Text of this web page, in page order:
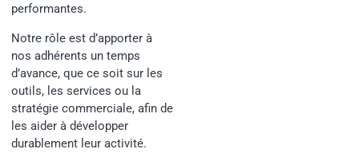
performantes.
Notre rôle est d’apporter à
nos adhérents un temps
d’avance, que ce soit sur les
outils, les services ou la
stratégie commerciale, afin de
les aider à développer
durablement leur activité.